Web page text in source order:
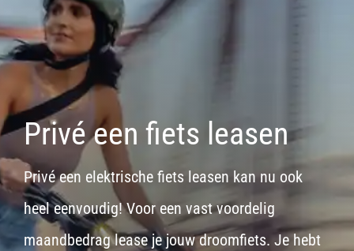
Privé een fiets leasen
Privé een elektrische fiets leasen kan nu ook
heel eenvoudig! Voor een vast voordelig
maandbedrag lease je jouw droomfiets. Je hebt